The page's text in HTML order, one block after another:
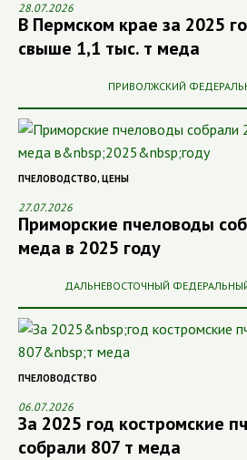
28.07.2026
В Пермском крае за 2025
свыше 1,1 тыс. т меда
ПРИВОЛЖСКИЙ
ПЧЕЛОВОДСТВО, ЦЕНЫ
27.07.2026
Приморские пчеловоды
меда в 2025 году
ДАЛЬНЕВОСТОЧНЫЙ
ПЧЕЛОВОДСТВО
06.07.2026
За 2025 год костромские
собрали 807 т меда